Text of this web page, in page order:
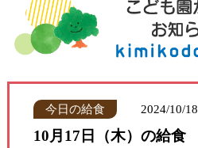
今日の給食 2024/10/18
10月17日（木）の給食